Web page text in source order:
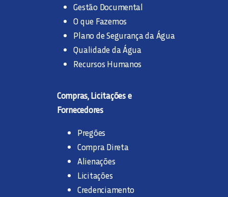
Gestão Documental
O que Fazemos
Plano de Segurança da Água
Qualidade da Água
Recursos Humanos
Compras, Licitações e
Fornecedores
Pregões
Compra Direta
Alienações
Licitações
Credenciamento